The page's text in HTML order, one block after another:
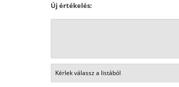
Új értékelés: